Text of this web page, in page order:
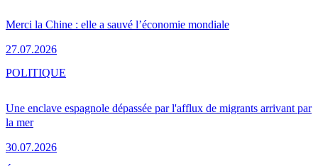
Merci la Chine : elle a sauvé l’économie mondiale
27.07.2026
Une enclave espagnole dépassée par l'afflux de migrants arrivant par
la mer
30.07.2026
POLITIQUE